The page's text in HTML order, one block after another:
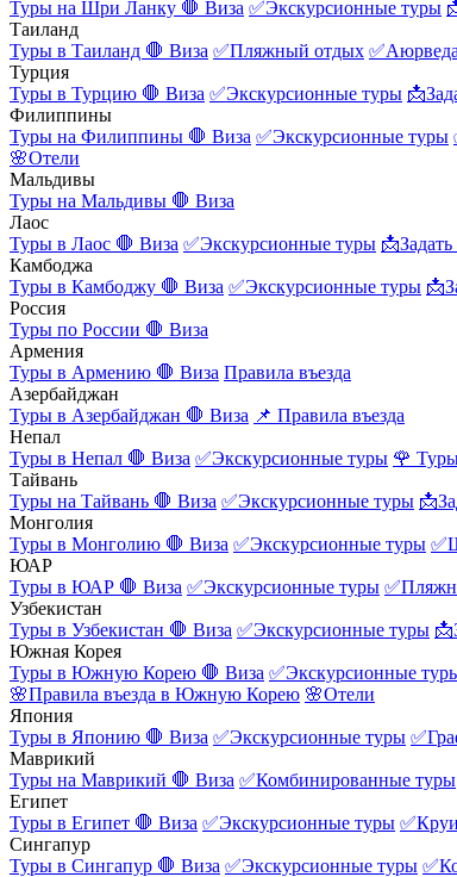
Туры на Шри Ланку 🛑 Виза ✅Экскурсионные туры
Таиланд
Туры в Таиланд 🛑 Виза ✅Пляжный отдых ✅Аюрведа
Турция
Туры в Турцию 🛑 Виза ✅Экскурсионные туры
Филиппины
Туры на Филиппины 🛑 Виза ✅Экскурсионные туры
🌸Отели
Мальдивы
Туры на Мальдивы 🛑 Виза
Лаос
Туры в Лаос 🛑 Виза ✅Экскурсионные туры
Камбоджа
Туры в Камбоджу 🛑 Виза ✅Экскурсионные туры
Россия
Туры по России 🛑 Виза
Армения
Туры в Армению 🛑 Виза Правила въезда
Азербайджан
Туры в Азербайджан 🛑 Виза 📌 Правила въезда
Непал
Туры в Непал 🛑 Виза ✅Экскурсионные туры 🌹
Тайвань
Туры на Тайвань 🛑 Виза ✅Экскурсионные туры
Монголия
Туры в Монголию 🛑 Виза ✅Экскурсионные туры
ЮАР
Туры в ЮАР 🛑 Виза ✅Экскурсионные туры
Узбекистан
Туры в Узбекистан 🛑 Виза ✅Экскурсионные туры
Южная Корея
Туры в Южную Корею 🛑 Виза ✅Экскурсионные
🌸Правила въезда в Южную Корею 🌸Отели
Япония
Туры в Японию 🛑 Виза ✅Экскурсионные туры
Маврикий
Туры на Маврикий 🛑 Виза ✅Комбинированные туры
Египет
Туры в Египет 🛑 Виза ✅Экскурсионные туры
Сингапур
Туры в Сингапур 🛑 Виза ✅Экскурсионные туры